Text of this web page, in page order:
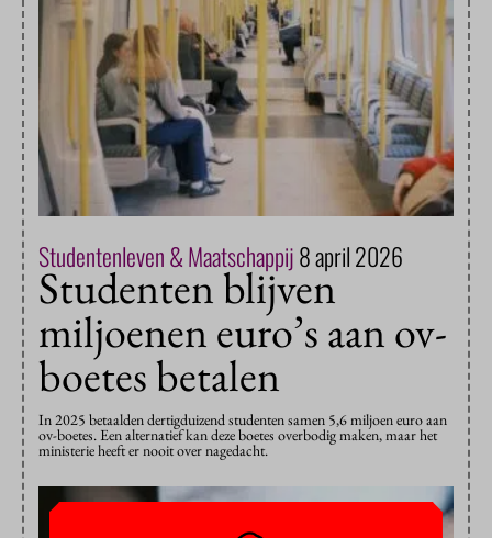
Studentenleven & Maatschappij8 april 2026
Studenten blijven
miljoenen euro’s aan ov-
boetes betalen
In 2025 betaalden dertigduizend studenten samen 5,6 miljoen euro aan
ov-boetes. Een alternatief kan deze boetes overbodig maken, maar het
ministerie heeft er nooit over nagedacht.